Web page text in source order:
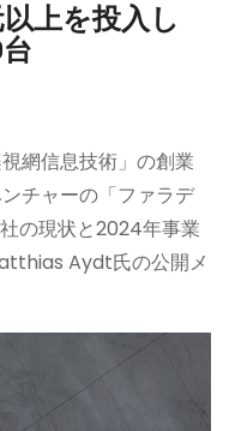
上を投入し
網信息技術」の創業
チャーの「ファラデ
の現状と2024年事業
Aydt氏の公開メ